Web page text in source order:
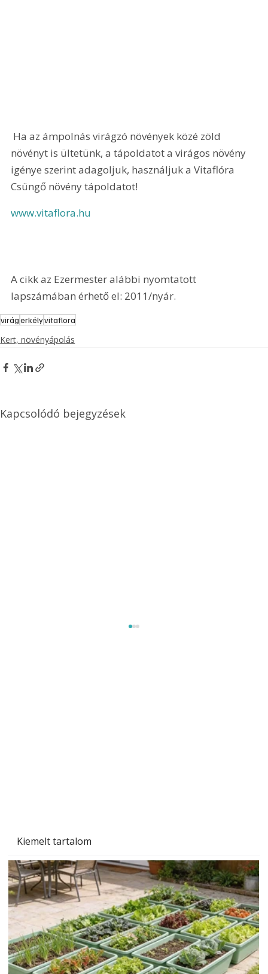
Kiemelt tartalom
növényt is ültetünk, a tápoldatot a virágos növény
igénye szerint adagoljuk, használjuk a Vitaflóra
Csüngő növény tápoldatot!
www.vitaflora.hu
A cikk az Ezermester alábbi nyomtatott
lapszámában érhető el: 2011/nyár.
virágerkélyvitaflora
Kert, növényápolás
Kapcsolódó bejegyzések